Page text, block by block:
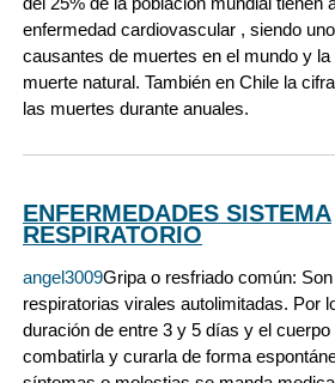
enfermedad cardiovascular , siendo
causantes de muertes en el mundo y
muerte natural. También en Chile la
las muertes durante anuales.
ENFERMEDADES SISTEMA
RESPIRATORIO
angel3009Gripa o resfriado común:
respiratorias virales autolimitadas. Por
duración de entre 3 y 5 días y el
combatirla y curarla de forma